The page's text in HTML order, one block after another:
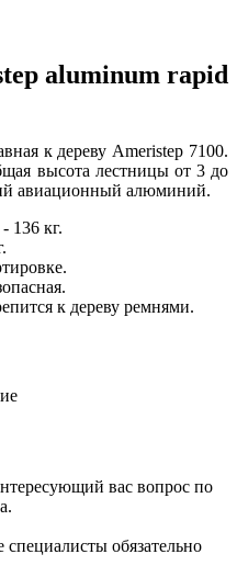
aluminum rapid
к дереву Ameristep 7100.
высота лестницы от 3 до
авиационный алюминий.
136 кг.
к дереву ремнями.
вас вопрос по
обязательно